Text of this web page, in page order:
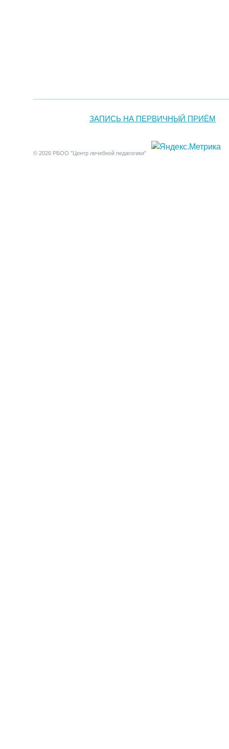
ЗАПИСЬ НА ПЕРВИЧНЫЙ ПРИЁМ
© 2026 РБОО "Центр лечебной педагогики"